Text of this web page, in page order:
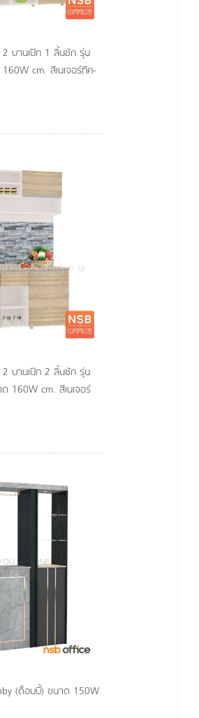
บานเปิก 1 ลิ้นชัก รุ่น
cm. สีเนเจอร์ทีค-
บานเปิก 2 ลิ้นชัก รุ่น
160W cm. สีเนเจอร์
(ด็อบบี้) ขนาด 150W